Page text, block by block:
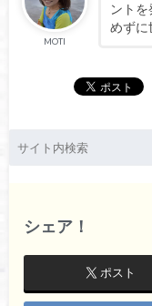
MOTI
ント
めずに
シェア！
ポスト